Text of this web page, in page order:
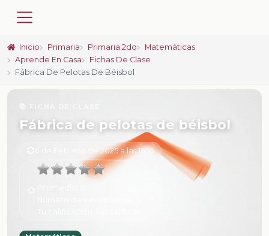
Inicio Primaria Primaria 2do
Matemáticas
Aprende En Casa
Fichas De Clase
Fábrica De Pelotas De Béisbol
Fábrica de pelotas de béisbol
6 de Febrero de 2025 a las 15:16